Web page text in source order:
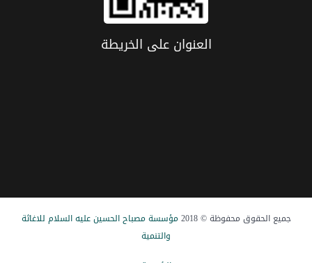
العنوان علی الخریطة
جميع الحقوق محفوظة © 2018
مؤسسة مصباح الحسین علیه السلام للاغاثة
والتنمیة